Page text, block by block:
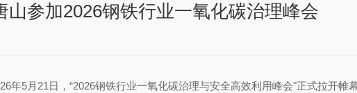
参加2026钢铁行业一氧化碳治理峰会
5月21日，“2026钢铁行业一氧化碳治理与安全高效利用峰会"正式拉开帷